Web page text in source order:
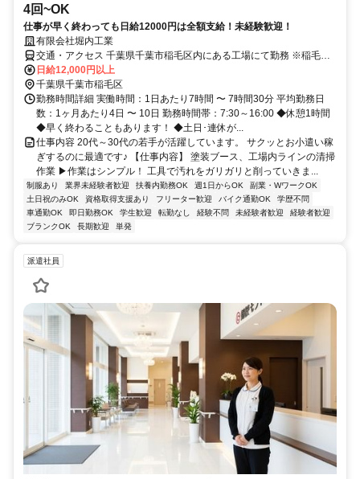
4回~OK
仕事が早く終わっても日給12000円は全額支給！未経験歓迎！
有限会社堀内工業
交通・アクセス 千葉県千葉市稲毛区内にある工場にて勤務 ※稲毛駅
まで送迎あり
日給12,000円以上
千葉県千葉市稲毛区
勤務時間詳細 実働時間：1日あたり7時間 〜 7時間30分 平均勤務日
数：1ヶ月あたり4日 〜 10日 勤務時間帯：7:30～16:00 ◆休憩1時間
◆早く終わることもあります！ ◆土日･連休が...
仕事内容 20代～30代の若手が活躍しています。 サクッとお小遣い稼
ぎするのに最適です♪ 【仕事内容】 塗装ブース、工場内ラインの清掃
作業 ▶︎作業はシンプル！ 工具で汚れをガリガリと削っていきま...
制服あり 業界未経験者歓迎 扶養内勤務OK 週1日からOK
副業・WワークOK
土日祝のみOK
資格取得支援あり フリーター歓迎 バイク通勤OK
学歴不問
車通勤OK
即日勤務OK 学生歓迎 転勤なし 経験不問 未経験者歓迎
経験者歓迎
ブランクOK
長期歓迎 単発
派遣社員